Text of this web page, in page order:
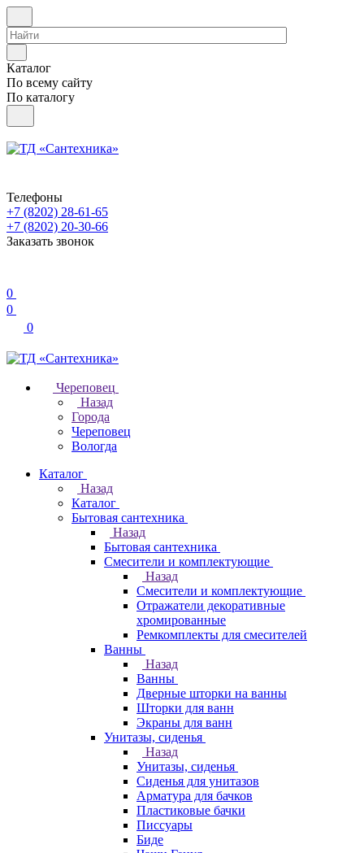
Каталог
По всему сайту
По каталогу
Телефоны
+7 (8202) 28‑61-65
+7 (8202) 20‑30-66
Заказать звонок
0
0
0
Череповец
Назад
Города
Череповец
Вологда
Каталог
Назад
Каталог
Бытовая сантехника
Назад
Бытовая сантехника
Смесители и комплектующие
Назад
Смесители и комплектующие
Отражатели декоративные
хромированные
Ремкомплекты для смесителей
Ванны
Назад
Ванны
Дверные шторки на ванны
Шторки для ванн
Экраны для ванн
Унитазы, сиденья
Назад
Унитазы, сиденья
Сиденья для унитазов
Арматура для бачков
Пластиковые бачки
Писсуары
Биде